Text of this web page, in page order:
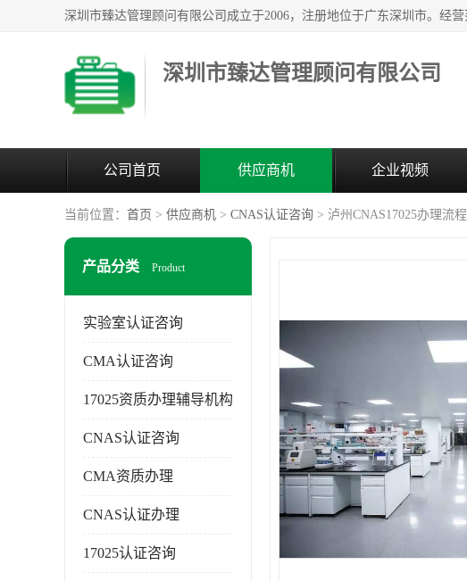
深圳市臻达管理顾问有限公司
公司首页 供应商机 企业视频
当前位置： 首页 > 供应商机 > CNAS认证咨询 > 泸州CNAS17025办理流程
产品分类 Product
实验室认证咨询
CMA认证咨询
17025资质办理辅导机构
CNAS认证咨询
CMA资质办理
CNAS认证办理
17025认证咨询